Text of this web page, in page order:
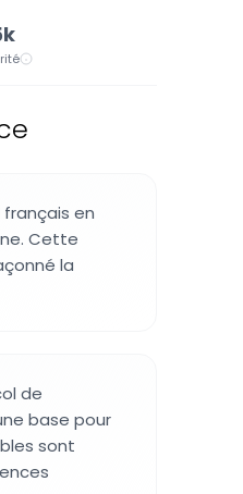
en
Cette
la
de
base pour
sont